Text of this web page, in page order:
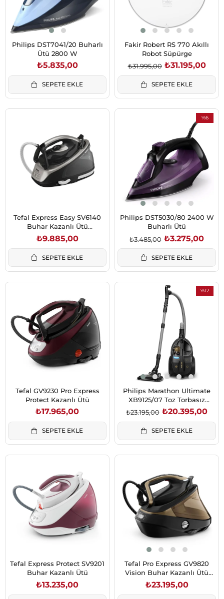
Philips DST7041/20 Buharlı
Ütü 2800 W
₺5.835,00
SEPETE EKLE
Fakir Robert RS 770 Akıllı
Robot Süpürge
₺31.195,00
₺31.995,00
SEPETE EKLE
Tefal Express Easy SV6140
Buhar Kazanlı Ütü
(1830007909)
₺9.885,00
SEPETE EKLE
%6
İndirim
Philips DST5030/80 2400 W
Buharlı Ütü
₺3.275,00
₺3.485,00
SEPETE EKLE
Tefal GV9230 Pro Express
Protect Kazanlı Ütü
₺17.965,00
SEPETE EKLE
%12
Philips Marathon Ultimate
XB9125/07 Toz Torbasız
Elektrikli Süpürge
₺20.395,00
₺23.195,00
SEPETE EKLE
Tefal Express Protect SV9201
Buhar Kazanlı Ütü
₺13.235,00
Tefal Pro Express GV9820
Vision Buhar Kazanlı Ütü
(1830008265)
₺23.195,00